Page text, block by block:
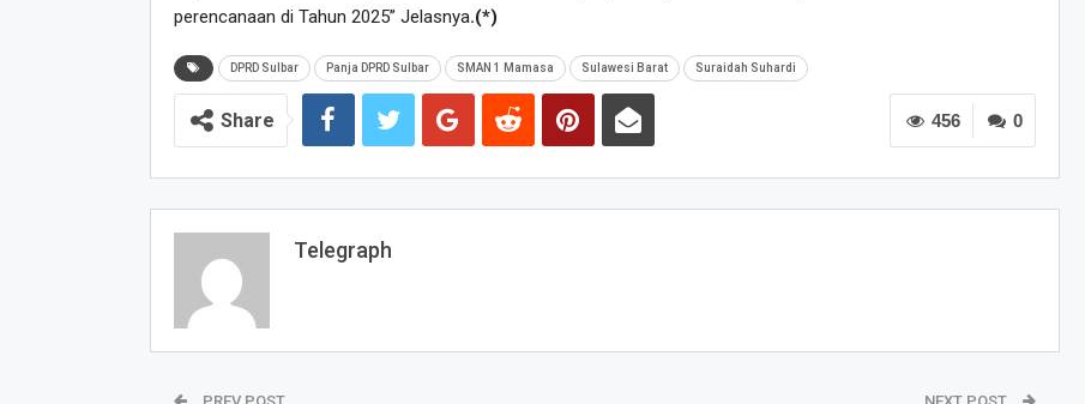
perencanaan di Tahun 2025” Jelasnya.(*)
DPRD Sulbar Panja DPRD Sulbar SMAN 1 Mamasa Sulawesi Barat Suraidah Suhardi
0
456
Share
Telegraph